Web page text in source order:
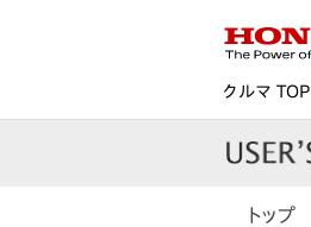
クルマ TOP
トップ